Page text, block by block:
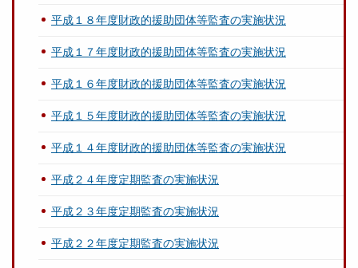
平成１８年度財政的援助団体等監査の実施状況
平成１７年度財政的援助団体等監査の実施状況
平成１６年度財政的援助団体等監査の実施状況
平成１５年度財政的援助団体等監査の実施状況
平成１４年度財政的援助団体等監査の実施状況
平成２４年度定期監査の実施状況
平成２３年度定期監査の実施状況
平成２２年度定期監査の実施状況